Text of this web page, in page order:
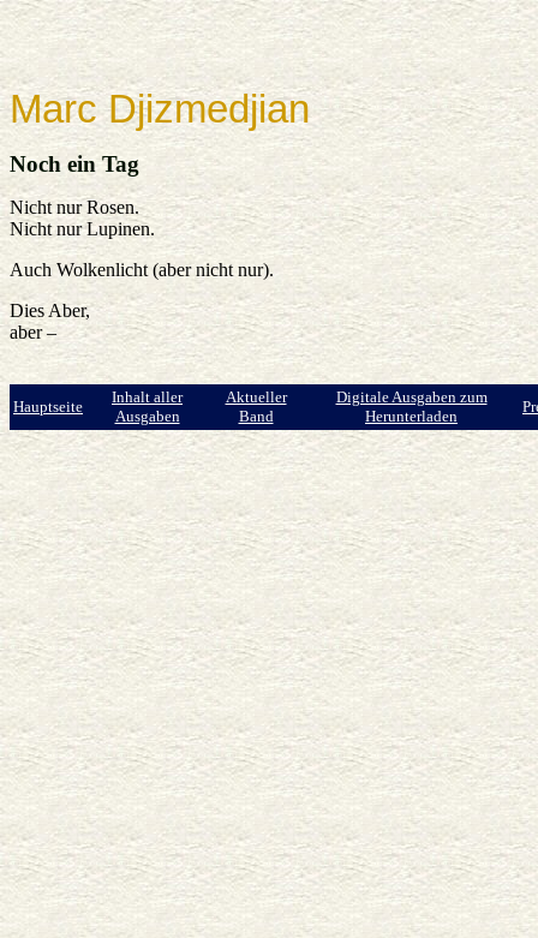
Marc Djizmedjian
Noch ein Tag
Nicht nur Rosen.
Nicht nur Lupinen.
Auch Wolkenlicht (aber nicht nur).
Dies Aber,
aber –
Hauptseite
Inhalt aller
Ausgaben
Aktueller
Band
Digitale Ausgaben zum
Herunterladen